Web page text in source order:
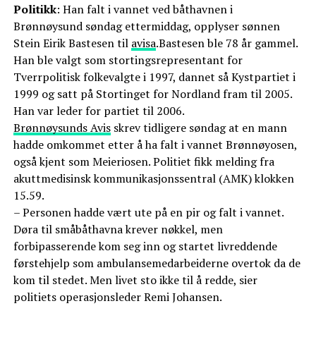
Politikk: Han falt i vannet ved båthavnen i
Brønnøysund søndag ettermiddag, opplyser sønnen
Stein Eirik Bastesen til avisa.Bastesen ble 78 år gammel.
Han ble valgt som stortingsrepresentant for
Tverrpolitisk folkevalgte i 1997, dannet så Kystpartiet i
1999 og satt på Stortinget for Nordland fram til 2005.
Han var leder for partiet til 2006.
Brønnøysunds Avisskrev tidligere søndag at en mann
hadde omkommet etter å ha falt i vannet Brønnøyosen,
også kjent som Meieriosen. Politiet fikk melding fra
akuttmedisinsk kommunikasjonssentral (AMK) klokken
15.59.
– Personen hadde vært ute på en pir og falt i vannet.
Døra til småbåthavna krever nøkkel, men
forbipasserende kom seg inn og startet livreddende
førstehjelp som ambulansemedarbeiderne overtok da de
kom til stedet. Men livet sto ikke til å redde, sier
politiets operasjonsleder Remi Johansen.